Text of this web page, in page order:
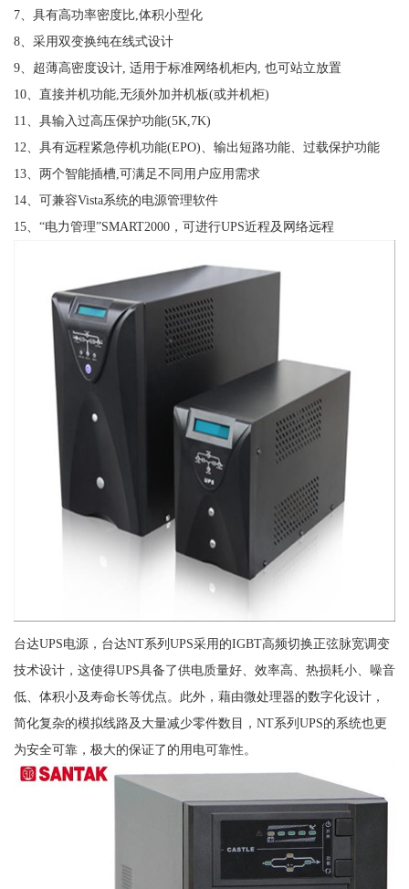
7、具有高功率密度比,体积小型化
8、采用双变换纯在线式设计
9、超薄高密度设计, 适用于标准网络机柜内, 也可站立放置
10、直接并机功能,无须外加并机板(或并机柜)
11、具输入过高压保护功能(5K,7K)
12、具有远程紧急停机功能(EPO)、输出短路功能、过载保护功能
13、两个智能插槽,可满足不同用户应用需求
14、可兼容Vista系统的电源管理软件
15、“电力管理”SMART2000，可进行UPS近程及网络远程
台达UPS电源，台达NT系列UPS采用的IGBT高频切换正弦脉宽调变
技术设计，这使得UPS具备了供电质量好、效率高、热损耗小、噪音
低、体积小及寿命长等优点。此外，藉由微处理器的数字化设计，
简化复杂的模拟线路及大量减少零件数目，NT系列UPS的系统也更
为安全可靠，极大的保证了的用电可靠性。